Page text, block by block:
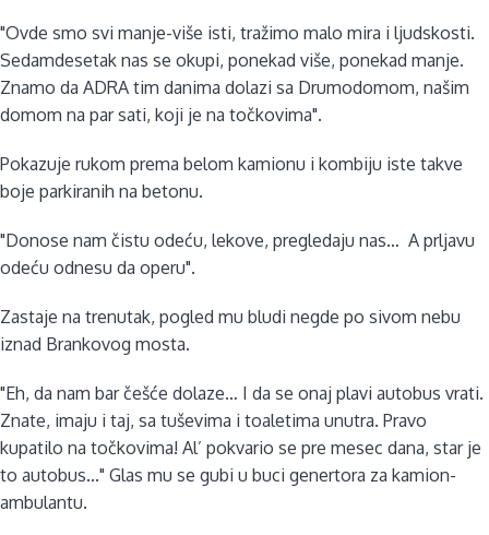
"Ovde smo svi manje-više isti, tražimo malo mira i ljudskosti.
Sedamdesetak nas se okupi, ponekad više, ponekad manje.
Znamo da ADRA tim danima dolazi sa Drumodomom, našim
domom na par sati, koji je na točkovima".
Pokazuje rukom prema belom kamionu i kombiju iste takve
boje parkiranih na betonu.
"Donose nam čistu odeću, lekove, pregledaju nas… A prljavu
odeću odnesu da operu".
Zastaje na trenutak, pogled mu bludi negde po sivom nebu
iznad Brankovog mosta.
"Eh, da nam bar češće dolaze… I da se onaj plavi autobus vrati.
Znate, imaju i taj, sa tuševima i toaletima unutra. Pravo
kupatilo na točkovima! Al’ pokvario se pre mesec dana, star je
to autobus..." Glas mu se gubi u buci genertora za kamion-
ambulantu.